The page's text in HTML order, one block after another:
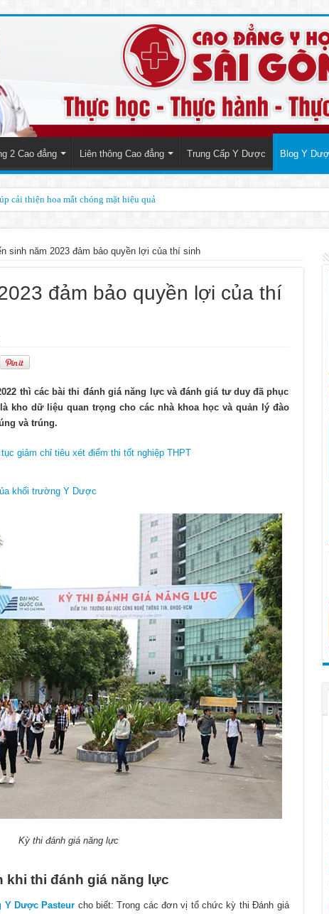
2 Cao đẳng Liên thông Cao đẳng Trung Cấp Y Dược Blog Y
cải thiện hoa mắt chóng mặt hiệu quả
sinh năm 2023 đảm bảo quyền lợi của thí sinh
đảm bảo quyền lợi của thí
thì các bài thi đánh giá năng lực và đánh giá tư duy đã phục
kho dữ liệu quan trọng cho các nhà khoa học và quản lý đào
và trúng.
giảm chỉ tiêu xét điểm thi tốt nghiệp THPT
khối trường Y Dược
Kỳ thi đánh giá năng lực
khi thi đánh giá năng lực
Y Dược Pasteur cho biết: Trong các đơn vị tổ chức kỳ thi Đánh giá